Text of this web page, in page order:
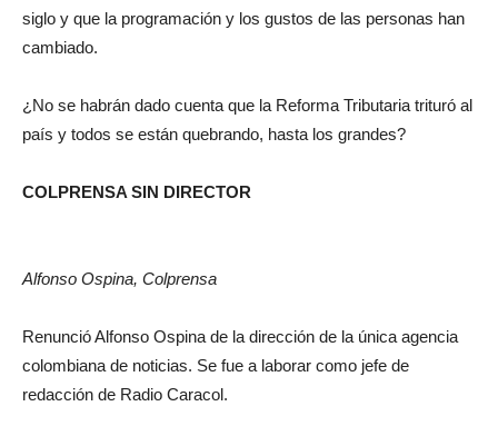
siglo y que la programación y los gustos de las personas han
cambiado.
¿No se habrán dado cuenta que la Reforma Tributaria trituró al
país y todos se están quebrando, hasta los grandes?
COLPRENSA SIN DIRECTOR
Alfonso Ospina, Colprensa
Renunció Alfonso Ospina de la dirección de la única agencia
colombiana de noticias. Se fue a laborar como jefe de
redacción de Radio Caracol.